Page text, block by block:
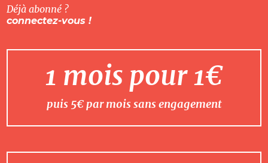
Déjà abonné ?
connectez-vous !
1 mois pour 1€
puis 5€ par mois sans engagement